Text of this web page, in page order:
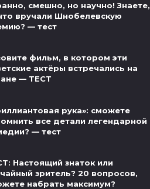
смешно, но научно! Знаете,
вручали Шнобелевскую
— тест
фильм, в котором эти
актёры встречались на
— ТЕСТ
рука»: сможете
все детали легендарной
— тест
Настоящий знаток или
зритель? 20 вопросов,
набрать максимум?